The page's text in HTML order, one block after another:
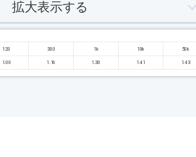
拡大表示する
120 300 1k 10k 50k
1.00 1.16 1.30 1.41 1.43